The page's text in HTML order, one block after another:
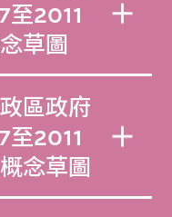
至2011
草圖
區政府
至2011
念草圖